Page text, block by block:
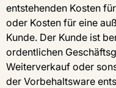
entstehenden Kosten
oder Kosten für eine
Kunde. Der Kunde ist
ordentlichen
Weiterverkauf oder
der Vorbehaltsware